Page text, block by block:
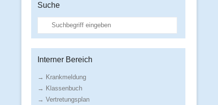
Suche
Suche
Interner Bereich
→ Krankmeldung
→ Klassenbuch
→ Vertretungsplan